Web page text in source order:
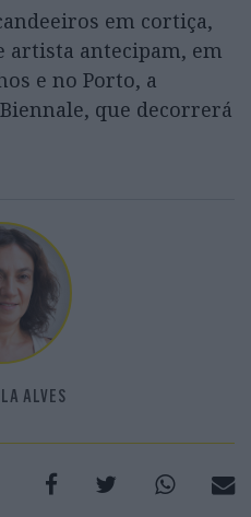
em cortiça,
artista antecipam, em
e no Porto, a
que decorrerá
ALVES